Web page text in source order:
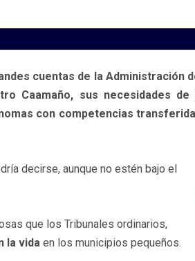
cuentas de la Administración
Caamaño, sus necesidades
con competencias
decirse, aunque no estén bajo el
que los Tribunales ordinarios,
la vida en los municipios pequeños.